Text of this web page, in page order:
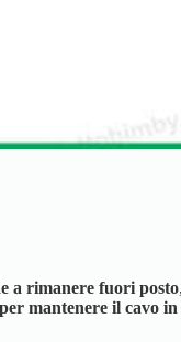
a rimanere fuori posto
mantenere il cavo